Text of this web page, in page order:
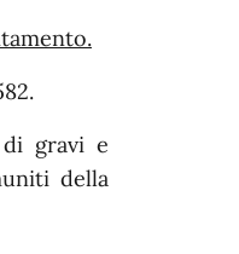
di gravi e
della